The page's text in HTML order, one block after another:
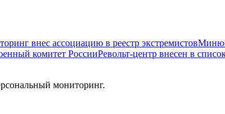
внес ассоциацию в реестр экстремистов
комитет РоссииРевольт-центр внесен в
мониторинг.